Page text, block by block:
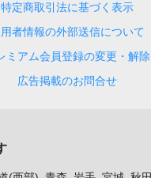
特定商取引法に基づく表示
者情報の外部送信について
ミアム会員登録の変更・解除
広告掲載のお問合せ